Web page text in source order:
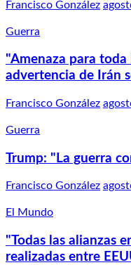
Francisco González
Guerra
"Amenaza para
advertencia de Irán
Francisco González
Guerra
Trump: "La guerra
Francisco González
El Mundo
"Todas las alianzas
realizadas entre